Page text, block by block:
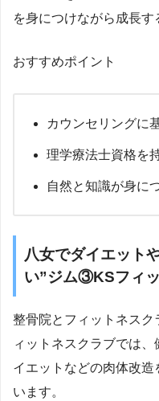
を身につけながら成長す
おすすめポイント
カウンセリングに
理学療法士資格を
自然と知識が身に
八女でダイエット
い”ジム③KSフィ
整骨院とフィットネス
ィットネスクラブでは
イエットなどの肉体改
います。